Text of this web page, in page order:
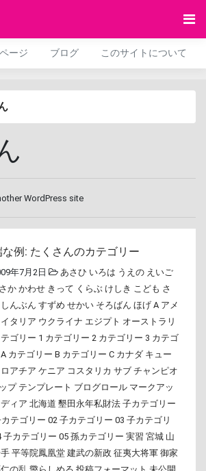
ージ ブログ このサイトについて
WordPress site
な例: たくさんのカテゴリー
年7月2日 あさひ いろは うえの えいご
か かわせ きって くらぶ けしき こども さ
しんぶん すずめ せかい そろばん ほげ A アメ
イタリア ウクライナ エジプト オーストラリ
ゴリー 1 カテゴリー 2 カテゴリー 3 カテゴ
カテゴリー B カテゴリー C カナダ キュー
アチア ケニア コスタリカ サブ チャンピオ
プ テンプレート ブログロール マークアッ
ィア 北海道 墾田永年私財法 子カテゴリー
テゴリー 02 子カテゴリー 03 子カテゴリ
子カテゴリー 05 孫カテゴリー 実習 宮城 山
平等院鳳凰堂 建武の新政 征夷大将軍 御家